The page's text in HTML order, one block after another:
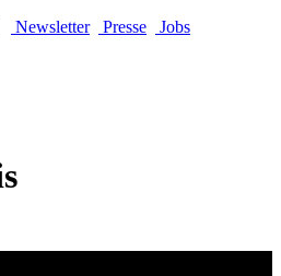
Newsletter Presse
Jobs